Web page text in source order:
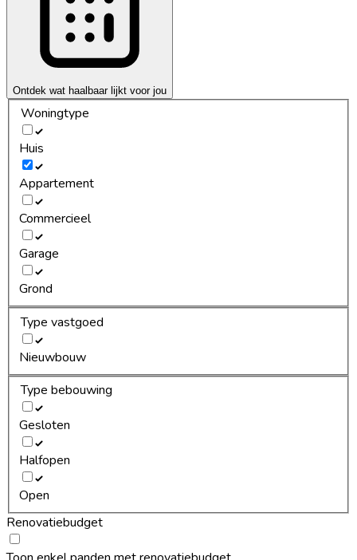
Ontdek wat haalbaar lijkt voor jou
Woningtype
Huis
Appartement
Commercieel
Garage
Grond
Type vastgoed
Nieuwbouw
Type bebouwing
Gesloten
Halfopen
Open
Renovatiebudget